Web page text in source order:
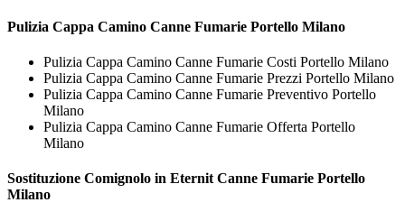
Pulizia Cappa Camino Canne Fumarie Portello Milano
Pulizia Cappa Camino Canne Fumarie Costi Portello Milano
Pulizia Cappa Camino Canne Fumarie Prezzi Portello Milano
Pulizia Cappa Camino Canne Fumarie Preventivo Portello
Milano
Pulizia Cappa Camino Canne Fumarie Offerta Portello
Milano
Sostituzione Comignolo in Eternit Canne Fumarie Portello
Milano